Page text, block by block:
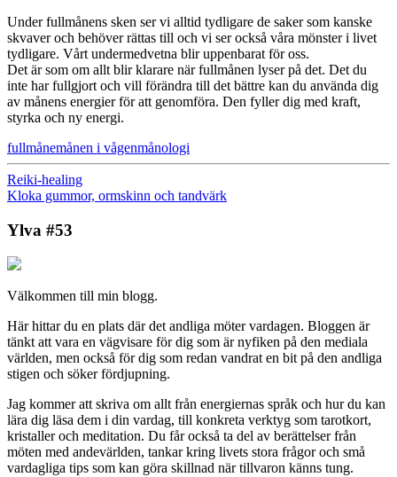
Under fullmånens sken ser vi alltid tydligare de saker som kanske
skvaver och behöver rättas till och vi ser också våra mönster i livet
tydligare. Vårt undermedvetna blir uppenbarat för oss.
Det är som om allt blir klarare när fullmånen lyser på det. Det du
inte har fullgjort och vill förändra till det bättre kan du använda dig
av månens energier för att genomföra. Den fyller dig med kraft,
styrka och ny energi.
fullmånemånen i vågenmånologi
Reiki-healing
Kloka gummor, ormskinn och tandvärk
Ylva #53
Välkommen till min blogg.
Här hittar du en plats där det andliga möter vardagen. Bloggen är
tänkt att vara en vägvisare för dig som är nyfiken på den mediala
världen, men också för dig som redan vandrat en bit på den andliga
stigen och söker fördjupning.
Jag kommer att skriva om allt från energiernas språk och hur du kan
lära dig läsa dem i din vardag, till konkreta verktyg som tarotkort,
kristaller och meditation. Du får också ta del av berättelser från
möten med andevärlden, tankar kring livets stora frågor och små
vardagliga tips som kan göra skillnad när tillvaron känns tung.